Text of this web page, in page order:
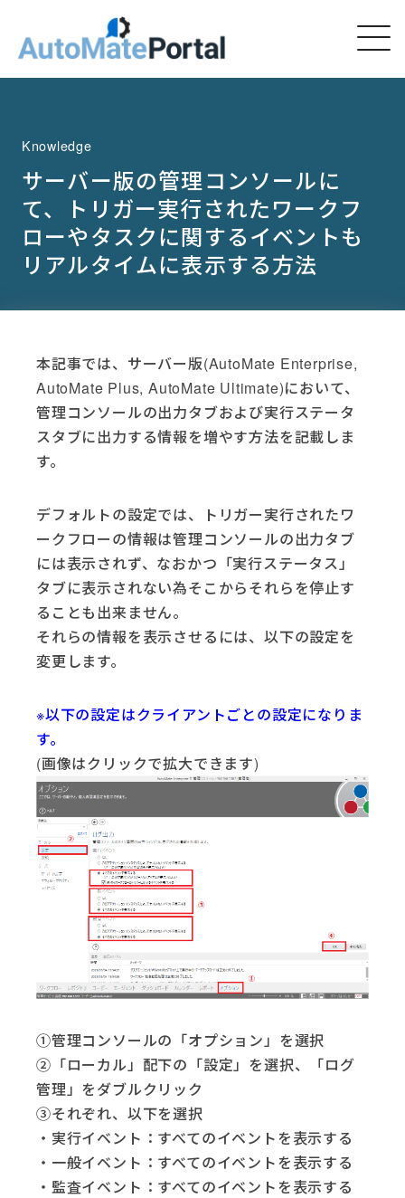
Knowledge
サーバー版の管理コンソールに
て、トリガー実行されたワークフ
ローやタスクに関するイベントも
リアルタイムに表示する方法
本記事では、サーバー版(AutoMate Enterprise,
AutoMate Plus, AutoMate Ultimate)において、
管理コンソールの出力タブおよび実行ステータ
スタブに出力する情報を増やす方法を記載しま
す。
デフォルトの設定では、トリガー実行されたワ
ークフローの情報は管理コンソールの出力タブ
には表示されず、なおかつ「実行ステータス」
タブに表示されない為そこからそれらを停止す
ることも出来ません。
それらの情報を表示させるには、以下の設定を
変更します。
※以下の設定はクライアントごとの設定になりま
す。
(画像はクリックで拡大できます)
①管理コンソールの「オプション」を選択
②「ローカル」配下の「設定」を選択、「ログ
管理」をダブルクリック
③それぞれ、以下を選択
・実行イベント：すべてのイベントを表示する
・一般イベント：すべてのイベントを表示する
・監査イベント：すべてのイベントを表示する